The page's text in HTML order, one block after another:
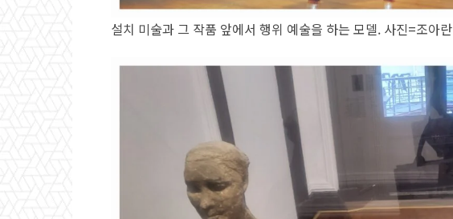
설치 미술과 그 작품 앞에서 행위 예술을 하는 모델. 사진=조아란